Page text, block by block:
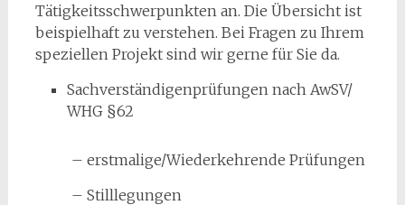
Tätigkeitsschwerpunkten an. Die Übersicht ist
beispielhaft zu verstehen. Bei Fragen zu Ihrem
speziellen Projekt sind wir gerne für Sie da.
Sachverständigenprüfungen nach AwSV/
WHG §62
– erstmalige/Wiederkehrende Prüfungen
– Stilllegungen